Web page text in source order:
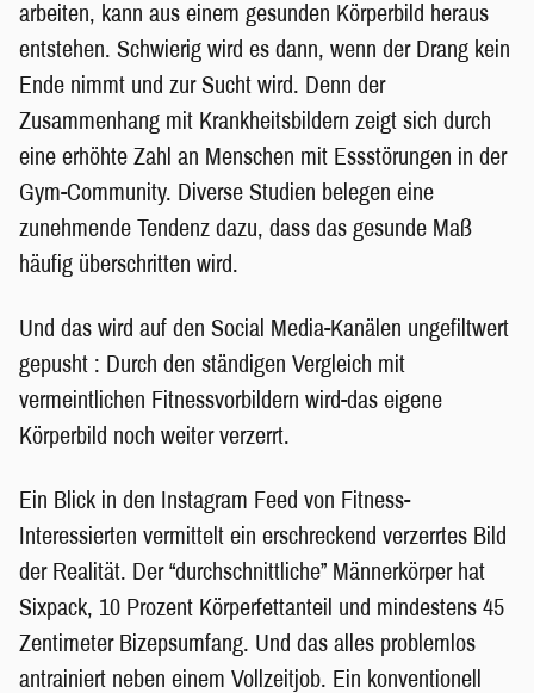
arbeiten, kann aus einem gesunden Körperbild heraus
entstehen. Schwierig wird es dann, wenn der Drang kein
Ende nimmt und zur Sucht wird. Denn der
Zusammenhang mit Krankheitsbildern zeigt sich durch
eine erhöhte Zahl an Menschen mit Essstörungen in der
Gym-Community. Diverse Studien belegen eine
zunehmende Tendenz dazu, dass das gesunde Maß
häufig überschritten wird.
Und das wird auf den Social Media-Kanälen ungefiltwert
gepusht : Durch den ständigen Vergleich mit
vermeintlichen Fitnessvorbildern wird-das eigene
Körperbild noch weiter verzerrt.
Ein Blick in den Instagram Feed von Fitness-
Interessierten vermittelt ein erschreckend verzerrtes Bild
der Realität. Der “durchschnittliche” Männerkörper hat
Sixpack, 10 Prozent Körperfettanteil und mindestens 45
Zentimeter Bizepsumfang. Und das alles problemlos
antrainiert neben einem Vollzeitjob. Ein konventionell